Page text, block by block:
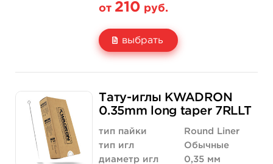
от 210 руб.
выбрать
Цена
Количество
210 руб.
купить
420 руб.
купить
Тату-иглы KWADRON
0.35mm long taper 7RLLT
тип пайки
Round Liner
тип игл
Обычные
диаметр игл
0,35 мм